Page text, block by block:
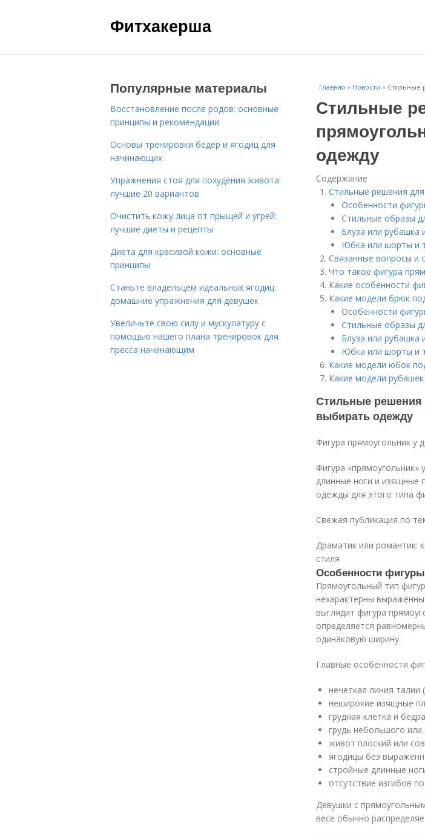
Фитхакерша
Главная » Новости » Стильные
Стильные
одежду
Содержание
Стильные решения
Особенности
Стильные образы
Блуза или рубашка
Юбка или шорты и
Связанные вопросы и
Что такое фигура
Какие особенности
Какие модели брюк
Особенности
Стильные образы
Блуза или рубашка
Юбка или шорты и
Какие модели юбок
Какие модели
Стильные решения
выбирать одежду
Фигура прямоугольник у
Фигура
длинные ноги и изящные
одежды для этого типа
Свежая публикация по
Драматик или романтик:
стиля
Особенности
Прямоугольный тип
нехарактерны
выглядит фигура
определяется
одинаковую ширину.
Главные особенности
нечеткая линия
неширокие изящные
грудная клетка и
грудь небольшого или
живот плоский или
ягодицы без
стройные длинные
отсутствие изгибов
Девушки с
весе обычно
Популярные материалы
Восстановление после родов: основные
принципы и рекомендации
Основы тренировки бедер и ягодиц для
начинающих
Упражнения стоя для похудения живота:
лучшие 20 вариантов
Очистить кожу лица от прыщей и угрей:
лучшие диеты и рецепты
Диета для красивой кожи: основные
принципы
Станьте владельцем идеальных ягодиц:
домашние упражнения для девушек
Увеличьте свою силу и мускулатуру с
помощью нашего плана тренировок для
пресса начинающим